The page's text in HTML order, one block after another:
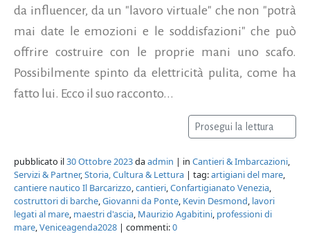
da influencer, da un "lavoro virtuale" che non "potrà
mai date le emozioni e le soddisfazioni" che può
offrire costruire con le proprie mani uno scafo.
Possibilmente spinto da elettricità pulita, come ha
fatto lui. Ecco il suo racconto...
Prosegui la lettura
pubblicato il30 Ottobre 2023daadmin | in Cantieri & Imbarcazioni,
Servizi & Partner,Storia, Cultura & Lettura | tag:artigiani del mare,
cantiere nautico Il Barcarizzo,cantieri,Confartigianato Venezia,
costruttori di barche,Giovanni da Ponte, Kevin Desmond, lavori
legati al mare, maestri d'ascia, Maurizio Agabitini, professioni di
mare,Veniceagenda2028 | commenti:0